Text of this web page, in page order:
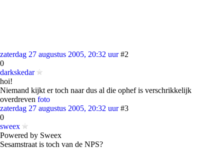
zaterdag 27 augustus 2005, 20:32 uur #2
0
darkskedar
hoi!
Niemand kijkt er toch naar dus al die ophef is verschrikkelijk
overdreven foto
zaterdag 27 augustus 2005, 20:32 uur #3
0
sweex
Powered by Sweex
Sesamstraat is toch van de NPS?